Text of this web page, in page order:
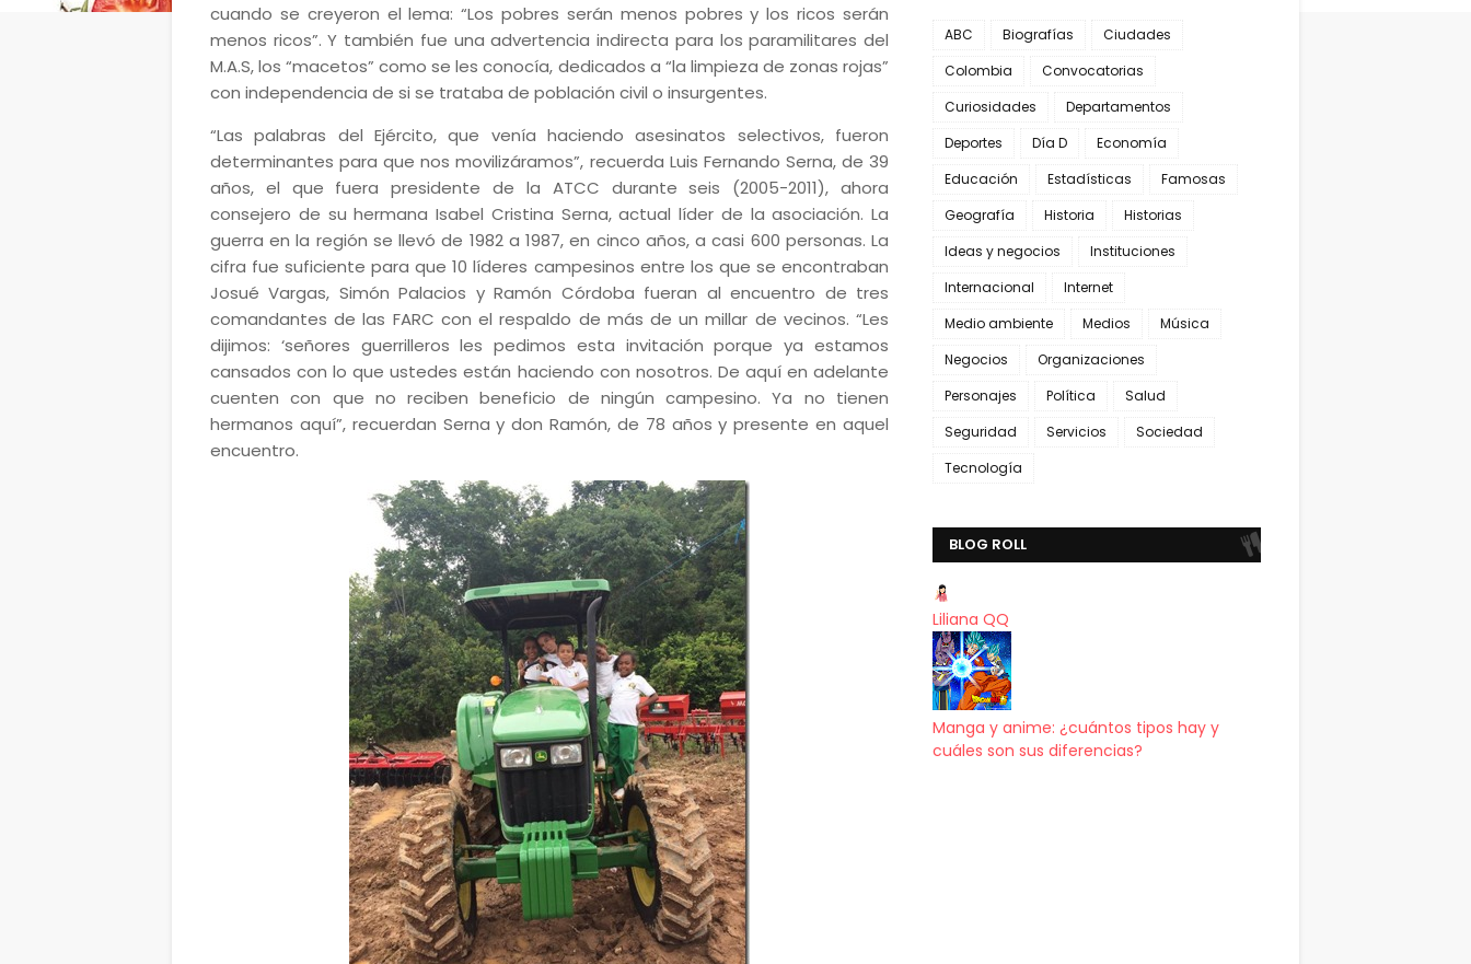
cuando se creyeron el lema: “Los pobres serán menos pobres y los ricos serán
menos ricos”. Y también fue una advertencia indirecta para los paramilitares del
M.A.S, los “macetos” como se les conocía, dedicados a “la limpieza de zonas rojas”
con independencia de si se trataba de población civil o insurgentes.
“Las palabras del Ejército, que venía haciendo asesinatos selectivos, fueron
determinantes para que nos movilizáramos”, recuerda Luis Fernando Serna, de 39
años, el que fuera presidente de la ATCC durante seis (2005-2011), ahora
consejero de su hermana Isabel Cristina Serna, actual líder de la asociación. La
guerra en la región se llevó de 1982 a 1987, en cinco años, a casi 600 personas. La
cifra fue suficiente para que 10 líderes campesinos entre los que se encontraban
Josué Vargas, Simón Palacios y Ramón Córdoba fueran al encuentro de tres
comandantes de las FARC con el respaldo de más de un millar de vecinos. “Les
dijimos: ‘señores guerrilleros les pedimos esta invitación porque ya estamos
cansados con lo que ustedes están haciendo con nosotros. De aquí en adelante
cuenten con que no reciben beneficio de ningún campesino. Ya no tienen
hermanos aquí”, recuerdan Serna y don Ramón, de 78 años y presente en aquel
encuentro.
ABC Biografías
Ciudades
Colombia
Convocatorias
Curiosidades
Departamentos
Deportes
Día D
Economía
Educación
Estadísticas
Famosas
Geografía
Historia
Historias
Ideas y negocios
Instituciones
Internacional
Internet
Medio ambiente
Medios
Música
Negocios
Organizaciones
Personajes
Política
Salud
Seguridad
Servicios
Sociedad
Tecnología
BLOG ROLL
Liliana QQ
Manga y anime: ¿cuántos tipos hay y
cuáles son sus diferencias?